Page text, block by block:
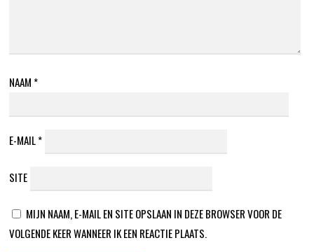
NAAM *
E-MAIL*
SITE
MIJN NAAM, E-MAIL EN SITE OPSLAAN IN DEZE BROWSER VOOR DE
VOLGENDE KEER WANNEER IK EEN REACTIE PLAATS.